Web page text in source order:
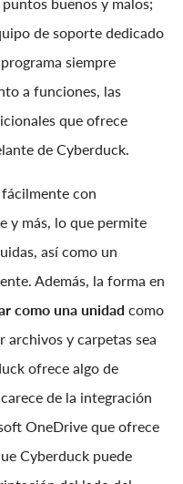
de soporte dedicado
siempre
a funciones, las
que ofrece
de Cyberduck.
con
y más, lo que permite
así como un
Además, la forma en
como una unidad como
archivos y carpetas sea
ofrece algo de
de la integración
OneDrive que ofrece
Cyberduck puede